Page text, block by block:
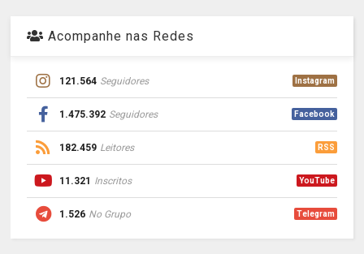
Acompanhe nas Redes
121.564 Seguidores Instagram
1.475.392 Seguidores Facebook
182.459 Leitores RSS
11.321 Inscritos YouTube
1.526 No Grupo Telegram